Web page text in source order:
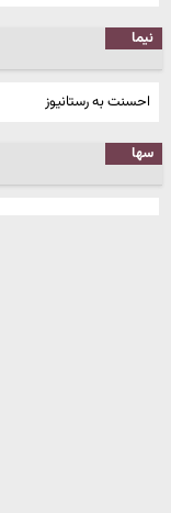
نیما
احسنت به رستانیوز
سها